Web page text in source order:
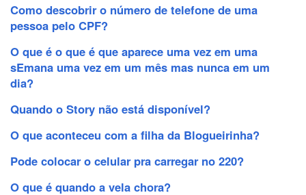
Como descobrir o número de telefone de uma
pessoa pelo CPF?
O que é o que é que aparece uma vez em uma
sEmana uma vez em um mês mas nunca em um
dia?
Quando o Story não está disponível?
O que aconteceu com a filha da Blogueirinha?
Pode colocar o celular pra carregar no 220?
O que é quando a vela chora?